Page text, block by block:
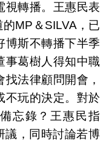
視轉播。王惠民表
MP＆SILVA，已
博斯不轉播下半季
事葛樹人得知中職
法律顧問開會，
不玩的決定。對於
忘錄？王惠民指
議，同時討論若博